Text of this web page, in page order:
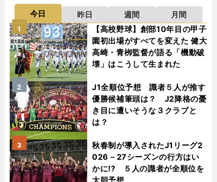
今日 昨日 週間
月間
【高校野球】創部10年目の甲子
園初出場がすべてを変えた 健大
高崎・青栁監督が語る「機動破
壊」はこうして生まれた
1
J1全順位予想 識者５人が推す
優勝候補筆頭は？ J2降格の憂
き目に遭いそうな３クラブと
は？
2
秋春制が導入されたJ1リーグ2
026－27シーズンの行方はい
かに!? ５人の識者が全順位を
大胆予想
3